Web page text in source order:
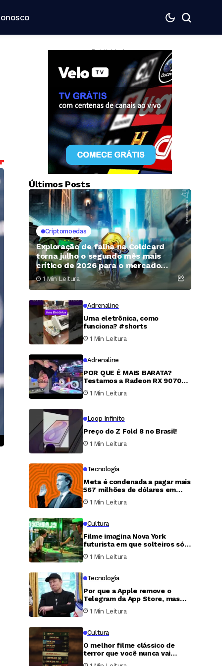
— Publicidade —
Últimos Posts
Criptomoedas
Exploração de falha na Coldcard
torna julho o segundo mês mais
crítico de 2026 para o mercado
cripto
1 Min Leitura
Adrenaline
Urna eletrônica, como
funciona? #shorts
1 Min Leitura
Adrenaline
POR QUE É MAIS BARATA?
Testamos a Radeon RX 9070
XT
1 Min Leitura
Loop Infinito
Preço do Z Fold 8 no Brasil!
1 Min Leitura
Tecnologia
Meta é condenada a pagar mais
567 milhões de dólares em
caso de proteção infantil nos
Estados Unidos
1 Min Leitura
Cultura
Filme imagina Nova York
futurista em que solteiros só
podem transar uma única noite
por ano
1 Min Leitura
Tecnologia
Por que a Apple remove o
Telegram da App Store, mas
nunca faz o mesmo com o X?
1 Min Leitura
Cultura
O melhor filme clássico de
terror que você nunca vai
conseguir assistir